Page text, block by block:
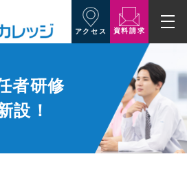
アクセス 資料請求
者研修
設！